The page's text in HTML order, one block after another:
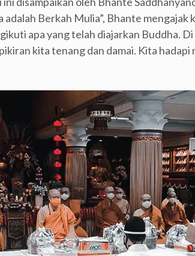
adalah Berkah Mulia”, Bhante
apa yang telah diajarkan Buddha.
kita tenang dan damai. Kita hadapi